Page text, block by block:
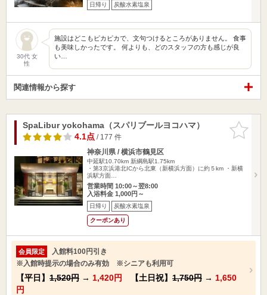
日帰り 炭酸水素塩泉
30代 女
性
施設はどこもピカピカで、文句つけるところがありません。 食事
も美味しかったです。 何よりも、どのスタッフの方も感じが良
い…
関連情報から探す
お気に入
りに追加
SpaLibur yokohama（スパリブールヨコハマ）
4.1点/ 177 件
神奈川県 / 横浜市鶴見区
中延駅10.70km 新綱島駅1.75km
・第3京浜港北ICから北東（新横浜方面）に約５km ・新横
浜駅方面…
営業時間 10:00～翌8:00
入浴料金 1,000円～
日帰り 炭酸水素塩泉
クーポンあり
会員限定
入館料100円引き
※入館時提示の場合のみ有効 ※シニアも利用可
【平日】 1,520円 → 1,420円 【土日祝】 1,750円 → 1,650
円